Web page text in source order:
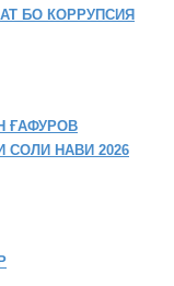
БО КОРРУПСИЯ
ҒАФУРОВ
СОЛИ НАВИ 2026